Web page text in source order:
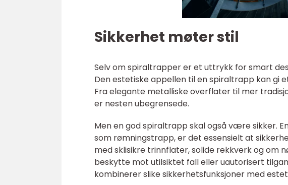
Sikkerhet møter stil
Selv om spiraltrapper er et uttrykk for smart
Den estetiske appellen til en spiraltrapp kan gi
Fra elegante metalliske overflater til mer
er nesten ubegrensede.
Men en god spiraltrapp skal også være sikker.
som rømningstrapp, er det essensielt at
med sklisikre trinnflater, solide rekkverk og om
beskytte mot utilsiktet fall eller uautorisert
kombinerer slike sikkerhetsfunksjoner med